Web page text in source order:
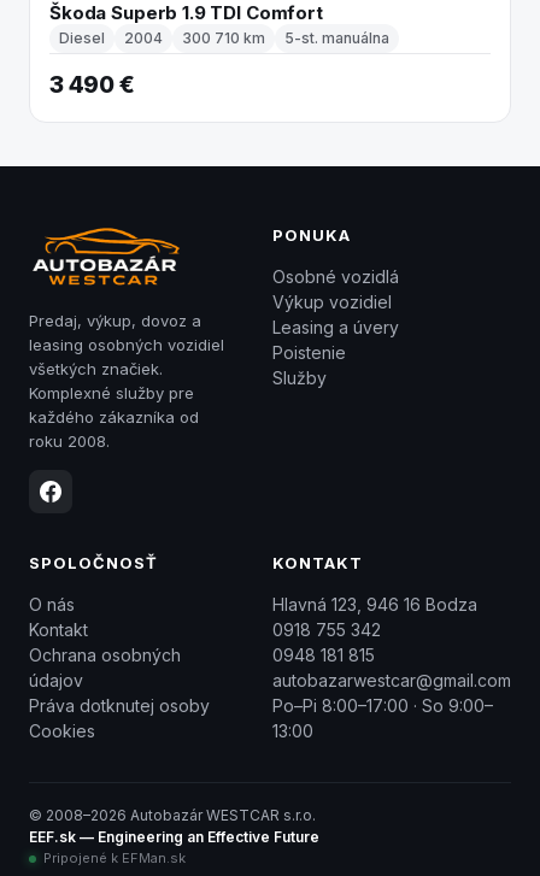
Škoda Superb 1.9 TDI Comfort
Diesel 2004 300 710 km 5-st. manuálna
3 490 €
Predaj, výkup, dovoz a
leasing osobných vozidiel
všetkých značiek.
Komplexné služby pre
každého zákazníka od
roku 2008.
PONUKA
Osobné vozidlá
Výkup vozidiel
Leasing a úvery
Poistenie
Služby
SPOLOČNOSŤ
O nás
Kontakt
Ochrana osobných
údajov
Práva dotknutej osoby
Cookies
KONTAKT
Hlavná 123, 946 16 Bodza
0918 755 342
0948 181 815
autobazarwestcar@gmail.com
Po–Pi 8:00–17:00 · So 9:00–
13:00
© 2008–2026 Autobazár WESTCAR s.r.o.
EEF.sk — Engineering an Effective Future
Pripojené k EFMan.sk